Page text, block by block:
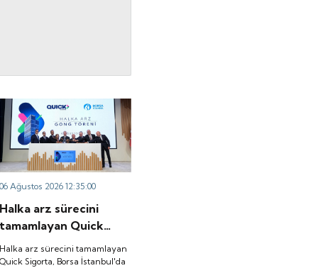
06 Ağustos 2026 12:35:00
Halka arz sürecini
tamamlayan Quick
Sigorta, Borsa
İstanbul'da düzenlenen
Halka arz sürecini tamamlayan
Quick Sigorta, Borsa İstanbul'da